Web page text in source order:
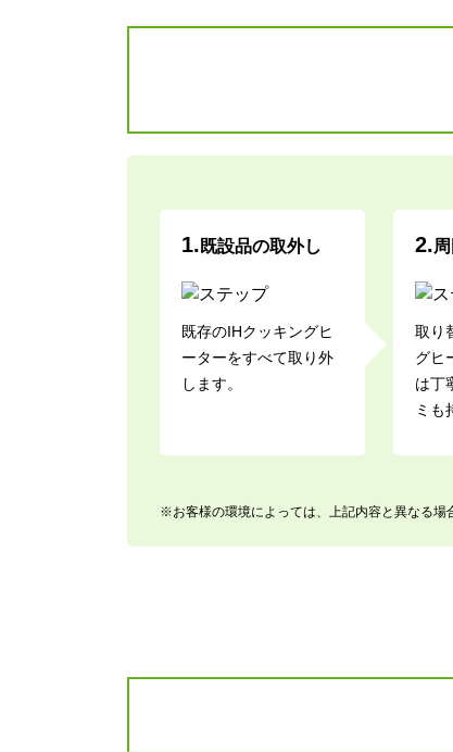
1. 既設品の取外し
既存のIHクッキングヒ
ーターをすべて取り外
します。
2.
取り
グヒ
は丁
ミも
※お客様の環境によっては、上記内容と異なる場